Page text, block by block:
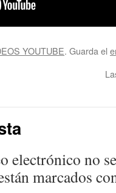
YOUTUBE. Guarda el
electrónico no
marcados